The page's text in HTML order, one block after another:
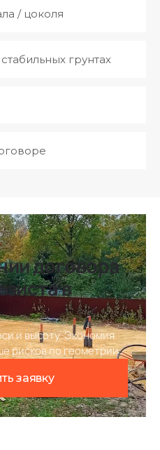
/ цоколя
грунтах
договора
в
и высоту. Экономия
рисков по геометрии.
заявку